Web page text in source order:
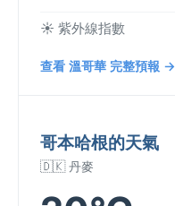
☀️ 紫外線指數
查看 溫哥華 完整預報 →
哥本哈根的天氣
🇩🇰 丹麥